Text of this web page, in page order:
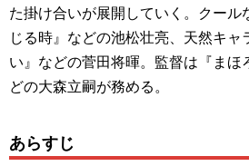
た掛け合いが展開していく。クール
じる時』などの池松壮亮、天然キャ
い』などの菅田将暉。監督は『まほ
どの大森立嗣が務める。
あらすじ